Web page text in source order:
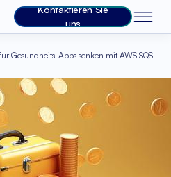
Kontaktieren Sie
uns
Gesundheits-Apps senken mit AWS SQS